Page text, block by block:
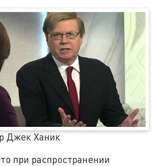
Джек Ханик
при распространении